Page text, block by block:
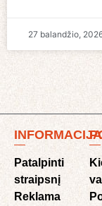
27 balandžio,
INFORMACIJA
Patalpinti
straipsnį
Reklama